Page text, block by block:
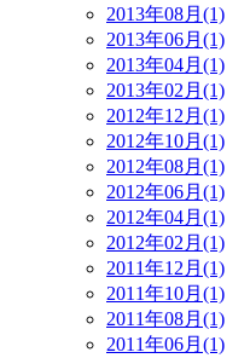
2013年08月(1)
2013年06月(1)
2013年04月(1)
2013年02月(1)
2012年12月(1)
2012年10月(1)
2012年08月(1)
2012年06月(1)
2012年04月(1)
2012年02月(1)
2011年12月(1)
2011年10月(1)
2011年08月(1)
2011年06月(1)